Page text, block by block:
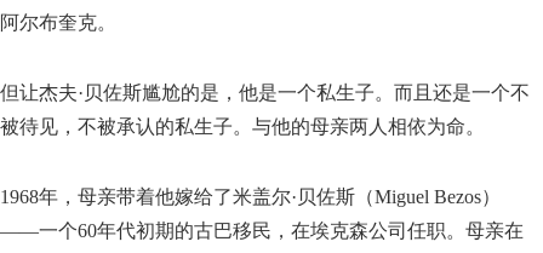
阿尔布奎克。
但让杰夫·贝佐斯尴尬的是，他是一个私生子。而且还是一个不
被待见，不被承认的私生子。与他的母亲两人相依为命。
1968年，母亲带着他嫁给了米盖尔·贝佐斯（Miguel Bezos）
——一个60年代初期的古巴移民，在埃克森公司任职。母亲在